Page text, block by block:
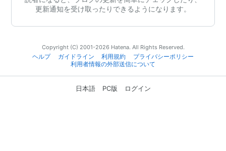
更新通知を受け取ったりできるようになります。
Copyright (C) 2001-2026 Hatena. All Rights Reserved.
ヘルプ
ガイドライン 利用規約
プライバシーポリシー
利用者情報の外部送信について
日本語 PC版 ログイン